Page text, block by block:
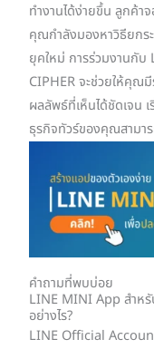
ทำงานได้ง่ายขึ้น ลูกค้า
คุณกำลังมองหาวิธียกร
ยุคใหม่ การร่วมงานกั
CIPHER จะช่วยให้คุณ
ผลลัพธ์ที่เห็นได้ชัดเจน
ธุรกิจทัวร์ของคุณสามา
คำถามที่พบบ่อย
LINE MINI App สำห
อย่างไร?
LINE Official